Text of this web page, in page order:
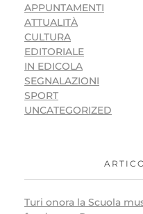
APPUNTAMENTI
ATTUALITÀ
CULTURA
EDITORIALE
IN EDICOLA
SEGNALAZIONI
SPORT
UNCATEGORIZED
Turi onora la Scuola